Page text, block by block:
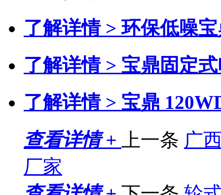
了解详情 >环保低噪
了解详情 > 宝鼎固定
了解详情 > 宝鼎
查看详情 +
上一条 广
厂家